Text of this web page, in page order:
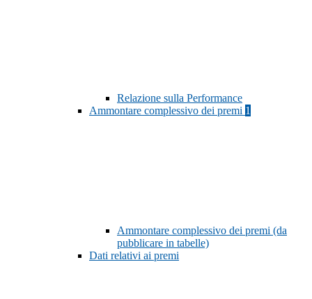
Relazione sulla Performance
Ammontare complessivo dei premi 1
Ammontare complessivo dei premi (da
pubblicare in tabelle)
Dati relativi ai premi